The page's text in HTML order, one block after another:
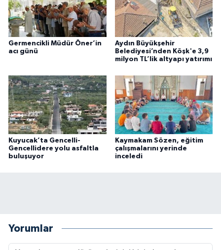
Germencikli Müdür Öner’in
acı günü
Aydın Büyükşehir
Belediyesi’nden Köşk'e 3,9
milyon TL’lik altyapı yatırımı
Kuyucak’ta Gencelli-
Gencellidere yolu asfaltla
buluşuyor
Kaymakam Sözen, eğitim
çalışmalarını yerinde
inceledi
Yorumlar